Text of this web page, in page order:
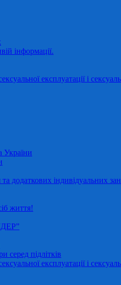
інформації.
експлуатації і
України
додаткових індивідуальних
життя!
серед підлітків
експлуатації і